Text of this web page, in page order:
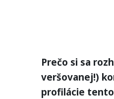
Prečo si sa
veršovanej!)
profilácie